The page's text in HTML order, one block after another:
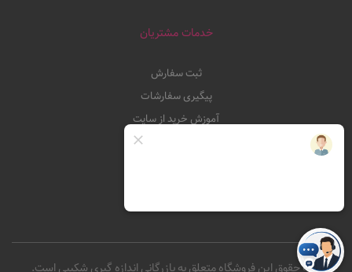
خدمات مشتریان
ثبت سفارش
پیگیری سفارشات
آموزش خرید از سایت
قوانین و مقررات فروشگاه